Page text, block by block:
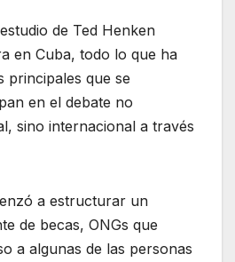
de Ted Henken
en Cuba, todo lo que ha
principales que se
en el debate no
sino internacional a través
a estructurar un
de becas, ONGs que
a algunas de las personas